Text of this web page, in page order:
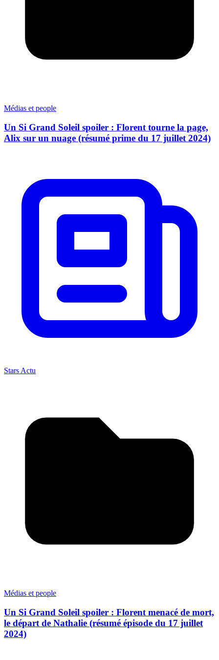
Médias et people
Un Si Grand Soleil spoiler : Florent tourne la page,
Alix sur un nuage (résumé prime du 17 juillet 2024)
Stars Actu
Médias et people
Un Si Grand Soleil spoiler : Florent menacé de mort,
le départ de Nathalie (résumé épisode du 17 juillet
2024)